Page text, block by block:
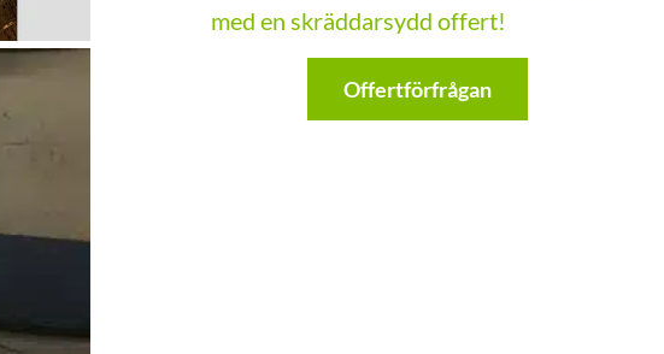
med en skräddarsydd offert!
Offertförfrågan